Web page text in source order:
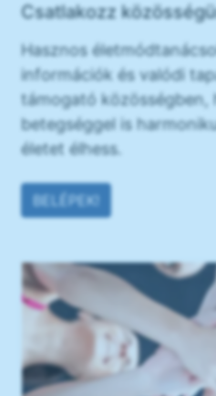
Csatlakozz
Hasznos
információk és valódi
támogató közösségben,
betegséggel is
életet élhess.
BELÉPEK!